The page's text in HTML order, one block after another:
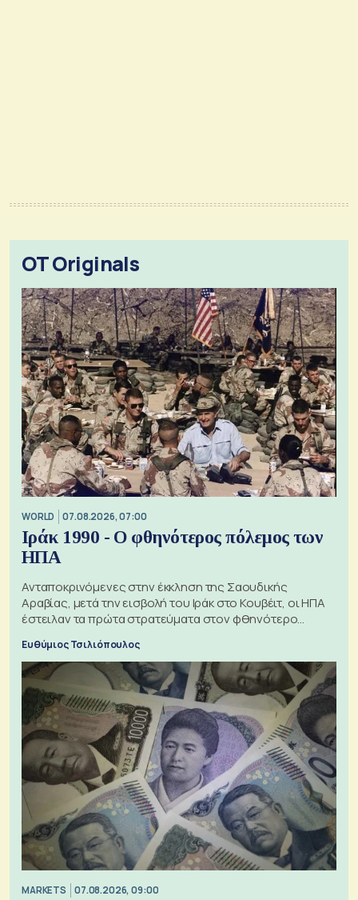
OT Originals
WORLD 07.08.2026, 07:00
Ιράκ 1990 - Ο φθηνότερος πόλεμος των
ΗΠΑ
Ανταποκρινόμενες στην έκκληση της Σαουδικής
Αραβίας, μετά την εισβολή του Ιράκ στο Κουβέιτ, οι ΗΠΑ
έστειλαν τα πρώτα στρατεύματα στον φθηνότερο
πόλεμο της ιστορίας τους
Ευθύμιος Τσιλιόπουλος
MARKETS 07.08.2026, 09:00